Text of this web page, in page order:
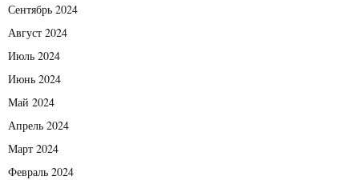
Сентябрь 2024
Август 2024
Июль 2024
Июнь 2024
Май 2024
Апрель 2024
Март 2024
Февраль 2024